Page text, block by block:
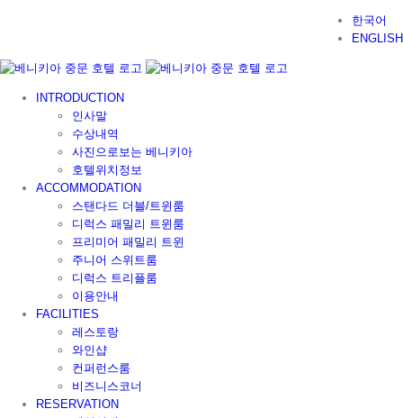
한국어
ENGLISH
INTRODUCTION
인사말
수상내역
사진으로보는 베니키아
호텔위치정보
ACCOMMODATION
스탠다드 더블/트윈룸
디럭스 패밀리 트윈룸
프리미어 패밀리 트윈
주니어 스위트룸
디럭스 트리플룸
이용안내
FACILITIES
레스토랑
와인샵
컨퍼런스룸
비즈니스코너
RESERVATION